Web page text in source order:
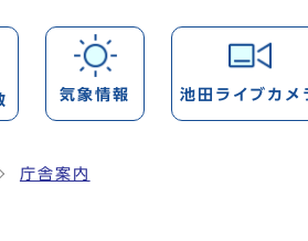
気象情報 池田ライブカメ
庁舎案内